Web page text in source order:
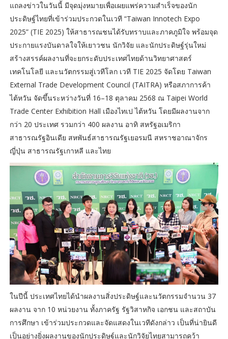
แถลงข่าวในวันนี้ มีจุดมุ่งหมายเพื่อเผยแพร่ความสำเร็จของนัก
ประดิษฐ์ไทยที่เข้าร่วมประกวดในเวที “Taiwan Innotech Expo
2025” (TIE 2025) ให้สาธารณชนได้รับทราบและภาคภูมิใจ พร้อมจุด
ประกายแรงบันดาลใจให้เยาวชน นักวิจัย และนักประดิษฐ์รุ่นใหม่
สร้างสรรค์ผลงานที่จะยกระดับประเทศไทยด้านวิทยาศาสตร์
เทคโนโลยี และนวัตกรรมสู่เวทีโลก เวที TIE 2025 จัดโดย Taiwan
External Trade Development Council (TAITRA) หรือสภาการค้า
ไต้หวัน จัดขึ้นระหว่างวันที่ 16–18 ตุลาคม 2568 ณ Taipei World
Trade Center Exhibition Hall เมืองไทเป ไต้หวัน โดยมีผลงานจาก
กว่า 20 ประเทศ รวมกว่า 400 ผลงาน อาทิ สหรัฐอเมริกา
สาธารณรัฐอินเดีย สหพันธ์สาธารณรัฐเยอรมนี สหราชอาณาจักร
ญี่ปุ่น สาธารณรัฐเกาหลี และไทย
ในปีนี้ ประเทศไทยได้นำผลงานสิ่งประดิษฐ์และนวัตกรรมจำนวน 37
ผลงาน จาก 10 หน่วยงาน ทั้งภาครัฐ รัฐวิสาหกิจ เอกชน และสถาบัน
การศึกษา เข้าร่วมประกวดและจัดแสดงในเวทีดังกล่าว เป็นที่น่ายินดี
เป็นอย่างยิ่งผลงานของนักประดิษฐ์และนักวิจัยไทยสามารถคว้า